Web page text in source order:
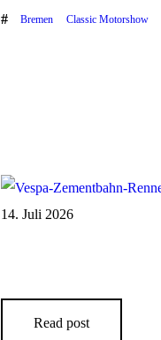
Bremen Classic Motorshow
14. Juli 2026
Read post